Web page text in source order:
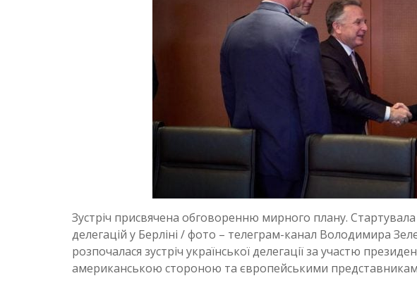
Зустріч присвячена обговоренню мирного плану. Стартувала
делегацій у Берліні / фото – телеграм-канал Володимира
розпочалася зустріч української делегації за участю
американською стороною та європейськими